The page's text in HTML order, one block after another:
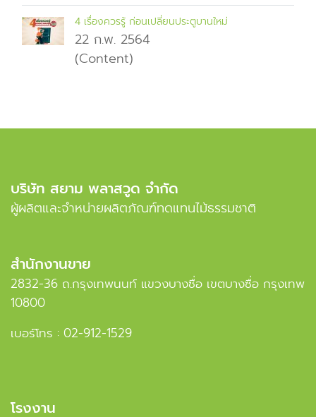
4 เรื่องควรรู้ ก่อนเปลี่ยนประตูบานใหม่
22 ก.พ. 2564
(Content)
บริษัท สยาม พลาสวูด จำกัด
ผู้ผลิตและจำหน่ายผลิตภัณฑ์ทดแทนไม้ธรรมชาติ
สำนักงานขาย
2832-36 ถ.กรุงเทพนนท์ แขวงบางซื่อ เขตบางซื่อ กรุงเทพ
10800
เบอร์โทร : 02-912-1529
โรงงาน